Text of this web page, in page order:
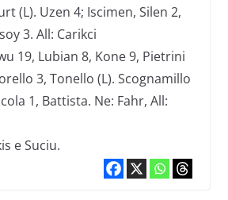
(L). Uzen 4; Iscimen, Silen 2,
3. All: Carikci
19, Lubian 8, Kone 9, Pietrini
3, Tonello (L). Scognamillo
1, Battista. Ne: Fahr, All:
e Suciu.